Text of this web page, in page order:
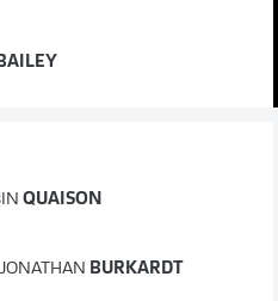
QUAISON
JONATHAN BURKARDT